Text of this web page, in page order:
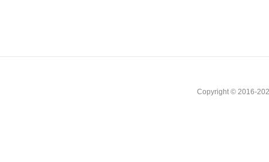
Copyright © 2016-